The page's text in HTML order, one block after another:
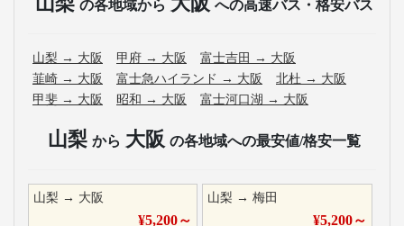
の各地域から への高速バス・格安バス
山梨 → 大阪 甲府 → 大阪 富士吉田 → 大阪
韮崎 → 大阪 富士急ハイランド → 大阪 北杜 → 大阪
甲斐 → 大阪 昭和 → 大阪 富士河口湖 → 大阪
山梨 から 大阪 の各地域への最安値/格安一覧
山梨 → 大阪
¥5,200～
山梨 →梅田
¥5,200～